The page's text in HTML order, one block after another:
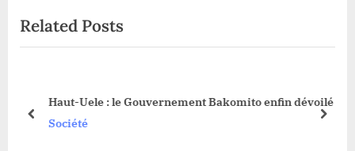
s
P
t
P
o
Related Posts
Haut-Uele : le Gouvernement Bakomito enfin dévoilé
Société
prev next